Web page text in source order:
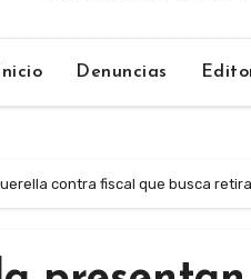
Inicio Denuncias
contra fiscal que busca